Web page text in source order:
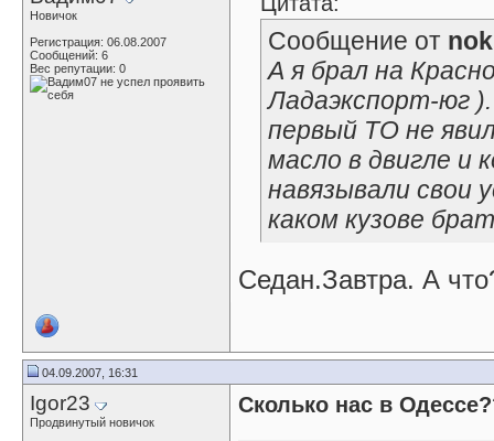
Новичок
Регистрация: 06.08.2007
Сообщений: 6
Вес репутации: 0
Сообщение от
А я брал на
Ладаэкспорт-юг
первый ТО не
масло в двигле и
навязывали свои
каком кузове
Седан.Завтра. А
04.09.2007, 16:31
Igor23
Продвинутый новичок
Сколько нас в